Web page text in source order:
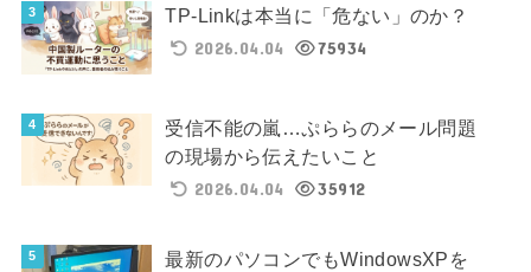
TP-Linkは本当に「危ない」のか？
2026.04.04
75934
受信不能の嵐…ぷららのメール問題
の現場から伝えたいこと
2026.04.04
35912
最新のパソコンでもWindowsXPを